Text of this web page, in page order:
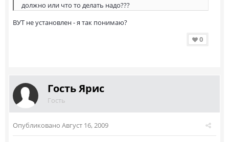
должно или что то делать надо???
ВУТ не установлен - я так понимаю?
0
Гость Ярис
Гость
Опубликовано Август 16, 2009